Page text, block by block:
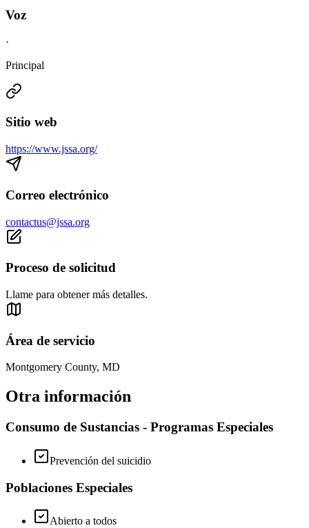
Voz
·
Principal
Sitio web
https://www.jssa.org/
Correo electrónico
contactus@jssa.org
Proceso de solicitud
Llame para obtener más detalles.
Área de servicio
Montgomery County, MD
Otra información
Consumo de Sustancias - Programas Especiales
Prevención del suicidio
Poblaciones Especiales
Abierto a todos